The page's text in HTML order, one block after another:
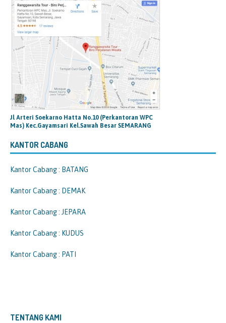
Jl Arteri Soekarno Hatta No.10 (Perkantoran WPC
Mas) Kec.Gayamsari Kel.Sawah Besar SEMARANG
KANTOR CABANG
Kantor Cabang : BATANG
Kantor Cabang : DEMAK
Kantor Cabang : JEPARA
Kantor Cabang : KUDUS
Kantor Cabang : PATI
TENTANG KAMI